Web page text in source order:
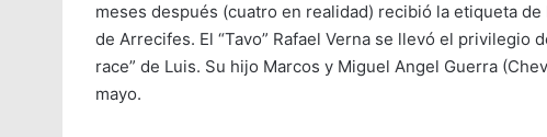
meses después (cuatro en realidad) recibió la etiqueta
de Arrecifes. El “Tavo” Rafael Verna se llevó el privilegio
race” de Luis. Su hijo Marcos y Miguel Angel Guerra
mayo.